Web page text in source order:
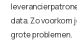
data. Zo
grote problemen.